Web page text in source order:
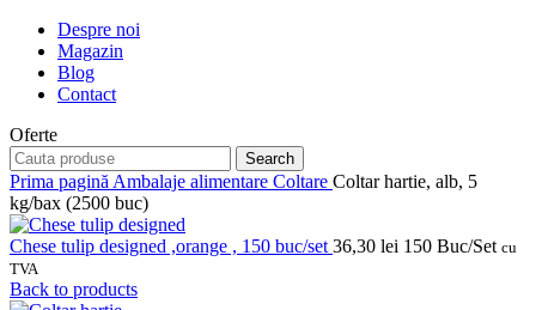
Despre noi
Magazin
Blog
Contact
Oferte
Search
Prima pagină Ambalaje alimentare Coltare Coltar hartie, alb, 5
kg/bax (2500 buc)
Chese tulip designed ,orange , 150 buc/set 36,30 lei 150 Buc/Set cu
TVA
Back to products